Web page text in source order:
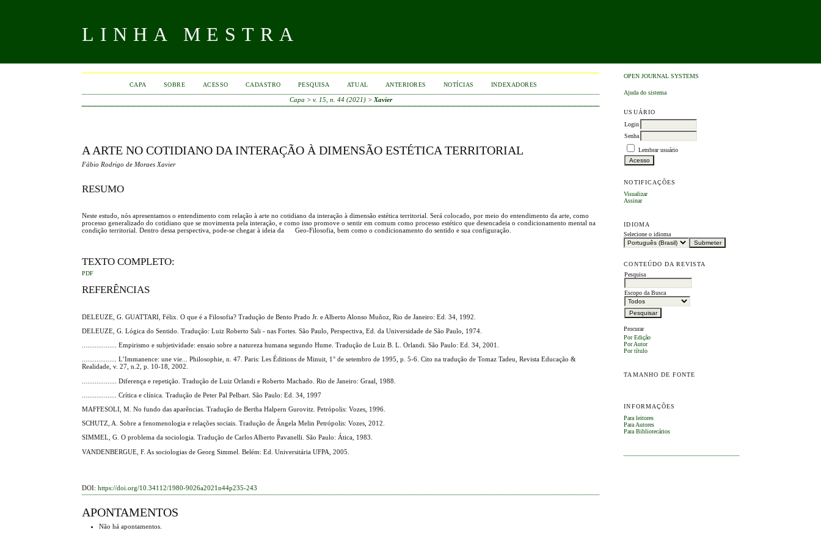
LINHA MESTRA
OPEN JOURNAL SYSTEMS
Ajuda do sistema
USUÁRIO
Login
Senha
Lembrar usuário
NOTIFICAÇÕES
Visualizar
Assinar
IDIOMA
Selecione o idioma
CONTEÚDO DA REVISTA
Pesquisa
Escopo da Busca
Procurar
Por Edição
Por Autor
Por título
TAMANHO DE FONTE
INFORMAÇÕES
Para leitores
Para Autores
Para Bibliotecários
CAPA SOBRE ACESSO CADASTRO PESQUISA ATUAL ANTERIORES NOTÍCIAS INDEXADORES
Capa > v. 15, n. 44 (2021)> Xavier
A ARTE NO COTIDIANO DA INTERAÇÃO À DIMENSÃO ESTÉTICA TERRITORIAL
Fábio Rodrigo de Moraes Xavier
RESUMO
Neste estudo, nós apresentamos o entendimento com relação à arte no cotidiano da interação à dimensão estética territorial. Será colocado, por meio do entendimento da arte, como
processo generalizado do cotidiano que se movimenta pela interação, e como isso promove o sentir em comum como processo estético que desencadeia o condicionamento mental na
condição territorial. Dentro dessa perspectiva, pode-se chegar à ideia da Geo-Filosofia, bem como o condicionamento do sentido e sua configuração.
TEXTO COMPLETO:
PDF
REFERÊNCIAS
DELEUZE, G. GUATTARI, Félix. O que é a Filosofia? Tradução de Bento Prado Jr. e Alberto Alonso Muñoz, Rio de Janeiro: Ed. 34, 1992.
DELEUZE, G. Lógica do Sentido. Tradução: Luiz Roberto Sali - nas Fortes. São Paulo, Perspectiva, Ed. da Universidade de São Paulo, 1974.
................... Empirismo e subjetividade: ensaio sobre a natureza humana segundo Hume. Tradução de Luiz B. L. Orlandi. São Paulo: Ed. 34, 2001.
................... L’Immanence: une vie... Philosophie, n. 47. Paris: Les Éditions de Minuit, 1° de setembro de 1995, p. 5-6. Cito na tradução de Tomaz Tadeu, Revista Educação &
Realidade, v. 27, n.2, p. 10-18, 2002.
................... Diferença e repetição. Tradução de Luiz Orlandi e Roberto Machado. Rio de Janeiro: Graal, 1988.
................... Crítica e clínica. Tradução de Peter Pal Pelbart. São Paulo: Ed. 34, 1997
MAFFESOLI, M. No fundo das aparências. Tradução de Bertha Halpern Gurovitz. Petrópolis: Vozes, 1996.
SCHUTZ, A. Sobre a fenomenologia e relações sociais. Tradução de Ângela Melin Petrópolis: Vozes, 2012.
SIMMEL, G. O problema da sociologia. Tradução de Carlos Alberto Pavanelli. São Paulo: Ática, 1983.
VANDENBERGUE, F. As sociologias de Georg Simmel. Belém: Ed. Universitária UFPA, 2005.
DOI:https://doi.org/10.34112/1980-9026a2021n44p235-243
APONTAMENTOS
Não há apontamentos.